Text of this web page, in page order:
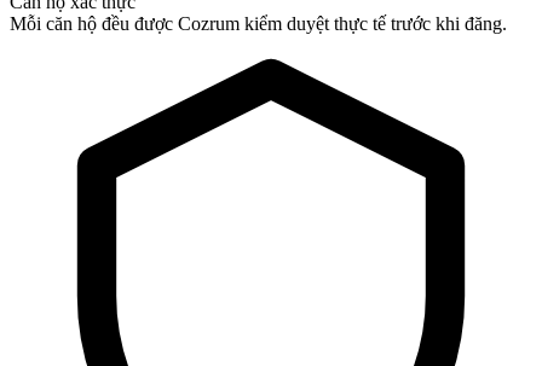
Mỗi căn hộ đều được Cozrum kiểm duyệt thực tế trước khi đăng.